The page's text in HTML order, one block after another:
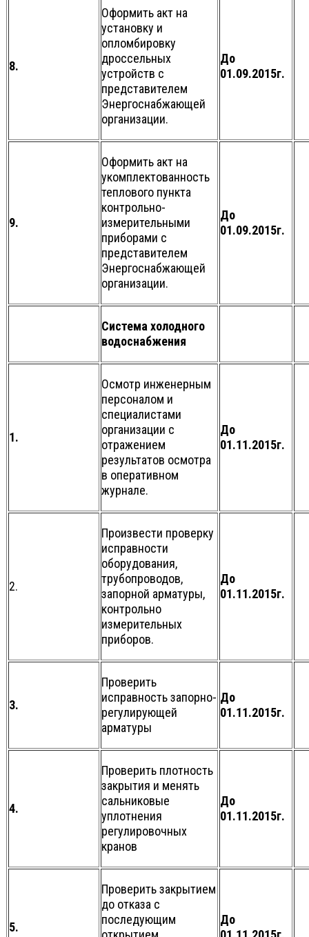
8.
Оформить акт на
установку и
опломбировку
дроссельных
устройств с
представителем
Энергоснабжающей
организации.
До
01.09.2015г.
9.
Оформить акт на
укомплектованность
теплового пункта
контрольно-
измерительными
приборами с
представителем
Энергоснабжающей
организации.
До
01.09.2015г.
Система холодного
водоснабжения
1.
Осмотр инженерным
персоналом и
специалистами
организации с
отражением
результатов осмотра
в оперативном
журнале.
До
01.11.2015г.
2.
Произвести проверку
исправности
оборудования,
трубопроводов,
запорной арматуры,
контрольно
измерительных
приборов.
До
01.11.2015г.
3.
Проверить
исправность запорно-
регулирующей
арматуры
До
01.11.2015г.
4.
Проверить плотность
закрытия и менять
сальниковые
уплотнения
регулировочных
кранов
До
01.11.2015г.
5.
Проверить закрытием
до отказа с
последующим
До